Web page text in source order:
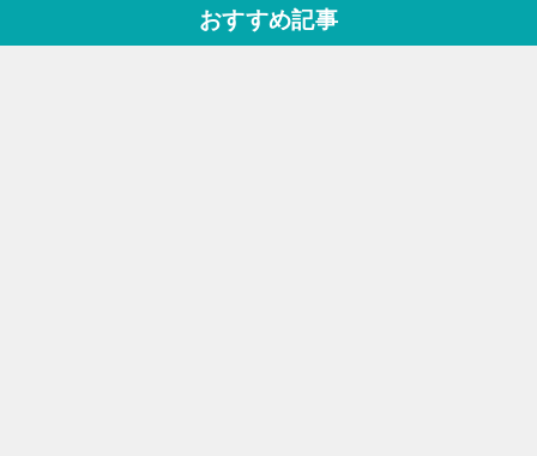
ビ
おすすめ記事